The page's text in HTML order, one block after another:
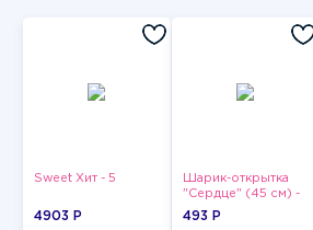
Sweet Хит - 5
4903 P
Шарик-открытка
"Сердце" (45 см) -
2
493 P